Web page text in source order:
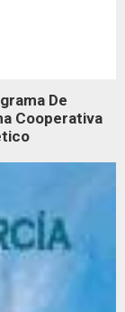
De
Cooperativa